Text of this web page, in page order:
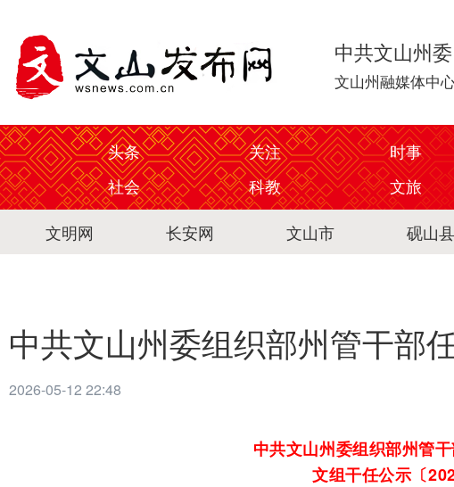
中共文山州
文山州融媒体中
头条
关注 时事
社会
科教 文旅
文明网
长安网 文山市 砚山县
中共文山州委组织部州管干部
2026-05-12 22:48
中共文山州委组织部州管
文组干任公示〔